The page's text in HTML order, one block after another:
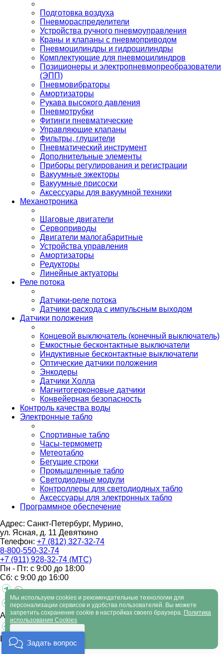
Подготовка воздуха
Пневмораспределители
Устройства ручного пневмоуправления
Краны и клапаны с пневмоприводом
Пневмоцилиндры и гидроцилиндры
Комплектующие для пневмоцилиндров
Позиционеры и электропневмопреобразователи
(ЭПП)
Пневмовибраторы
Амортизаторы
Рукава высокого давления
Пневмотрубки
Фитинги пневматические
Управляющие клапаны
Фильтры, глушители
Пневматический инструмент
Дополнительные элементы
Приборы регулирования и регистрации
Вакуумные эжекторы
Вакуумные присоски
Аксессуары для вакуумной техники
Механотроника
Шаговые двигатели
Сервоприводы
Двигатели малогабаритные
Устройства управления
Амортизаторы
Редукторы
Линейные актуаторы
Реле потока
Датчики-реле потока
Датчики расхода с импульсным выходом
Датчики положения
Концевой выключатель (конечный выключатель)
Емкостные бесконтактные выключатели
Индуктивные бесконтактные выключатели
Оптические датчики положения
Энкодеры
Датчики Холла
Магнитогерконовые датчики
Конвейерная безопасность
Контроль качества воды
Электронные табло
Спортивные табло
Часы-термометр
Метеотабло
Бегущие строки
Промышленные табло
Светодиодные модули
Контроллеры для светодиодных табло
Аксессуары для электронных табло
Программное обеспечение
Адрес: Санкт-Петербург, Мурино,
ул. Ясная, д. 11 Девяткино
Телефон: +7 (812) 327-32-74
8-800-550-32-74
+7 (911) 928-32-74 (МТС)
Пн - Пт: с 9:00 до 18:00
Сб: с 9:00 до 16:00
Алексеева Александра +7-911-923-76-88
Барабаш Кирилл
Мы используем cookies и рекомендательные технологии для
персонализации сервисов и удобства пользователей. Вы можете
запретить сохранение cookie в настройках своего браузера. Политика
использования Cookies
Задать вопрос